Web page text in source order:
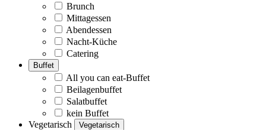
Brunch
Mittagessen
Abendessen
Nacht-Küche
Catering
Buffet
All you can eat-Buffet
Beilagenbuffet
Salatbuffet
kein Buffet
Vegetarisch
Vegetarisch